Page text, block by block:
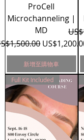
ProCell
Microchanneling |
MD
般價格
促銷價格
新增至購物車
一
Full Kit Included